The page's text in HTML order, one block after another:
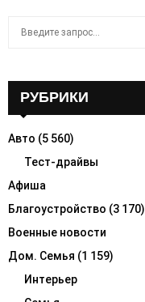
o
РУБРИКИ
Авто (5 560)
Тест-драйвы
Афиша
Благоустройство (3 170)
Военные новости
Дом. Семья (1 159)
Интерьер